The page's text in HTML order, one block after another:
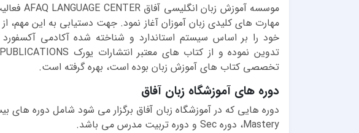
مهارت های کلیدی زبان آموزان آغاز نمود. جهت دستیابی به این مهم،
تخصصی کتاب های آموزش زبان بوده است، بهره گرفته است.
دوره های آموزشگاه زبان آفاق
Mastery، دوره Sec و دوره تربیت مدرس می باشد.